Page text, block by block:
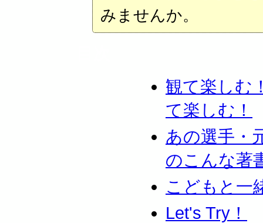
みませんか。
観て楽しむ
て楽しむ！
あの選手・
のこんな著
こどもと一
Let's Try！